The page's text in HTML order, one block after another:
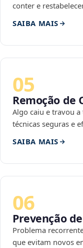
conter e
SAIBA MAIS
05
Remoção de
Algo caiu e travou
técnicas seguras e
SAIBA MAIS
06
Prevenção
Problema
que evitam novos